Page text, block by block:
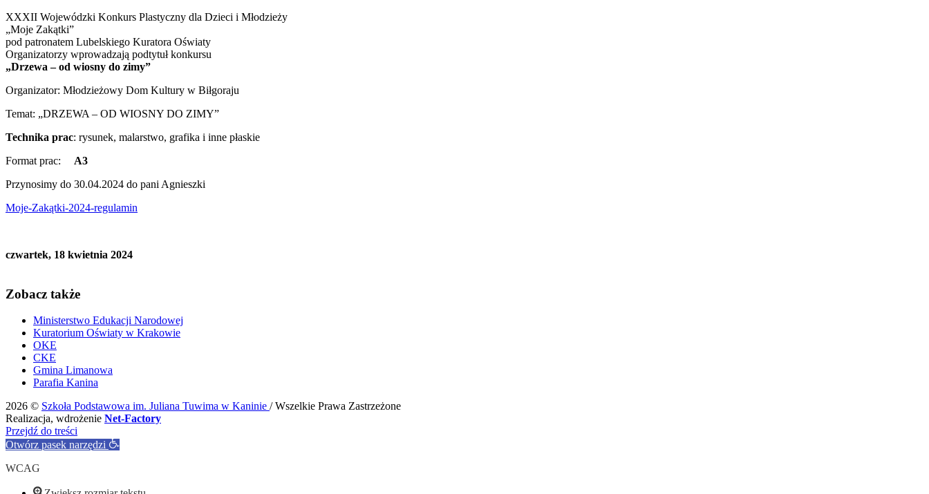
XXXII Wojewódzki Konkurs Plastyczny dla Dzieci i Młodzieży
„Moje Zakątki”
pod patronatem Lubelskiego Kuratora Oświaty
Organizatorzy wprowadzają podtytuł konkursu
„Drzewa – od wiosny do zimy”
Organizator: Młodzieżowy Dom Kultury w Biłgoraju
Temat: „DRZEWA – OD WIOSNY DO ZIMY”
Technika prac: rysunek, malarstwo, grafika i inne płaskie
Format prac:
A3
Przynosimy do 30.04.2024 do pani Agnieszki
Moje-Zakątki-2024-regulamin
czwartek, 18 kwietnia 2024
Zobacz także
Ministerstwo Edukacji Narodowej
Kuratorium Oświaty w Krakowie
OKE
CKE
Gmina Limanowa
Parafia Kanina
2026 © Szkoła Podstawowa im. Juliana Tuwima w Kaninie / Wszelkie Prawa Zastrzeżone
Realizacja, wdrożenie Net-Factory
Przejdź do treści
Otwórz pasek narzędzi
WCAG